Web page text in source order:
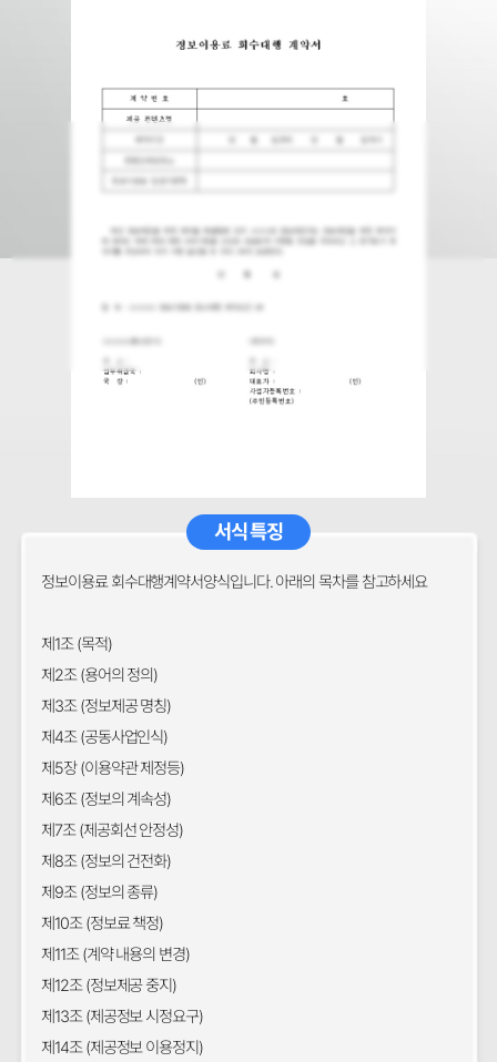
서식 특징
정보이용료 회수대행계약서양식입니다. 아래의 목차를 참고하세요
제1조 (목적)
제2조 (용어의 정의)
제3조 (정보제공 명칭)
제4조 (공동사업인식)
제5장 (이용약관 제정등)
제6조 (정보의 계속성)
제7조 (제공회선 안정성)
제8조 (정보의 건전화)
제9조 (정보의 종류)
제10조 (정보료 책정)
제11조 (계약 내용의 변경)
제12조 (정보제공 중지)
제13조 (제공정보 시정요구)
제14조 (제공정보 이용정지)